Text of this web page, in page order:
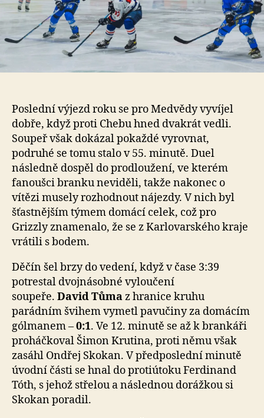
Poslední výjezd roku se pro Medvědy vyvíjel
dobře, když proti Chebu hned dvakrát vedli.
Soupeř však dokázal pokaždé vyrovnat,
podruhé se tomu stalo v 55. minutě. Duel
následně dospěl do prodloužení, ve kterém
fanoušci branku neviděli, takže nakonec o
vítězi musely rozhodnout nájezdy. V nich byl
šťastnějším týmem domácí celek, což pro
Grizzly znamenalo, že se z Karlovarského kraje
vrátili s bodem.
Děčín šel brzy do vedení, když v čase 3:39
potrestal dvojnásobné vyloučení
soupeře. David Tůmaz hranice kruhu
parádním švihem vymetl pavučiny za domácím
gólmanem –0:1. Ve 12. minutě se až k brankáři
proháčkoval Šimon Krutina, proti němu však
zasáhl Ondřej Skokan. V předposlední minutě
úvodní části se hnal do protiútoku Ferdinand
Tóth, s jehož střelou a následnou dorážkou si
Skokan poradil.